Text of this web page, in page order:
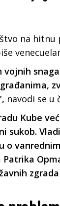
na
navodi se u
Kube
sukob.
o